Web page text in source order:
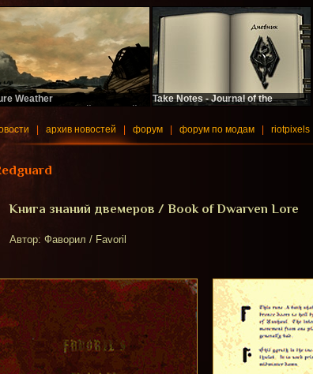
Weather
один глобальный погодный
Take Notes - Journal of the
не выходя из игры.
архив новостей форум форум по модам riotpixels
Книга знаний двемеров / Book of Dwarven Lore
Автор: Фаворил / Favoril